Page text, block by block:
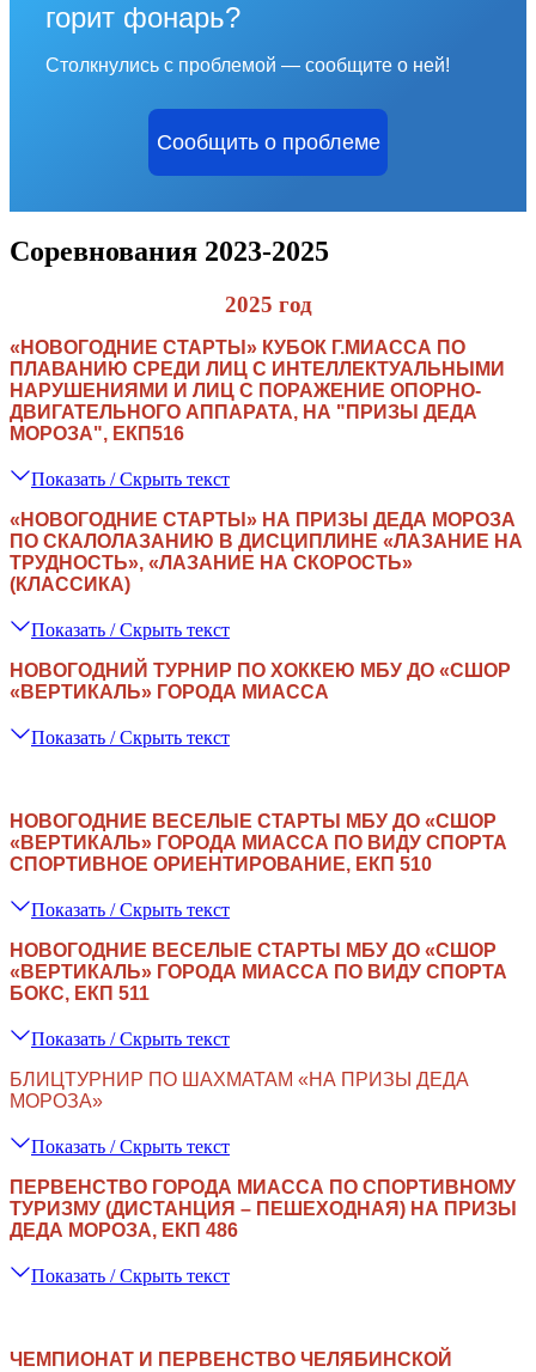
горит фонарь?
Столкнулись с проблемой — сообщите о ней!
Сообщить о проблеме
Соревнования 2023-2025
2025 год
« НОВОГОДНИЕ СТАРТЫ » КУБОК Г.МИАССА ПО
ПЛАВАНИЮ СРЕДИ ЛИЦ С ИНТЕЛЛЕКТУАЛЬНЫМИ
НАРУШЕНИЯМИ И ЛИЦ С ПОРАЖЕНИЕ ОПОРНО-
ДВИГАТЕЛЬНОГО АППАРАТА, НА "ПРИЗЫ ДЕДА
МОРОЗА", ЕКП516
Показать / Скрыть текст
« НОВОГОДНИЕ СТАРТЫ » НА ПРИЗЫ ДЕДА МОРОЗА
ПО СКАЛОЛАЗАНИЮ В ДИСЦИПЛИНЕ «ЛАЗАНИЕ НА
ТРУДНОСТЬ», «ЛАЗАНИЕ НА СКОРОСТЬ»
(КЛАССИКА)
Показать / Скрыть текст
НОВОГОДНИЙ ТУРНИР ПО ХОККЕЮ МБУ ДО «СШОР
«ВЕРТИКАЛЬ» ГОРОДА МИАССА
Показать / Скрыть текст
НОВОГОДНИЕ ВЕСЕЛЫЕ СТАРТЫ МБУ ДО «СШОР
«ВЕРТИКАЛЬ» ГОРОДА МИАССА ПО ВИДУ СПОРТА
СПОРТИВНОЕ ОРИЕНТИРОВАНИЕ, ЕКП 510
Показать / Скрыть текст
НОВОГОДНИЕ ВЕСЕЛЫЕ СТАРТЫ МБУ ДО «СШОР
«ВЕРТИКАЛЬ» ГОРОДА МИАССА ПО ВИДУ СПОРТА
БОКС, ЕКП 511
Показать / Скрыть текст
БЛИЦТУРНИР ПО ШАХМАТАМ «НА ПРИЗЫ ДЕДА
МОРОЗА»
Показать / Скрыть текст
П ЕРВЕНСТВО ГОРОДА МИАССА ПО СПОРТИВНОМУ
ТУРИЗМУ (ДИСТАНЦИЯ – ПЕШЕХОДНАЯ) НА ПРИЗЫ
ДЕДА МОРОЗА, ЕКП 486
Показать / Скрыть текст
ЧЕМПИОНАТ И ПЕРВЕНСТВО ЧЕЛЯБИНСКОЙ